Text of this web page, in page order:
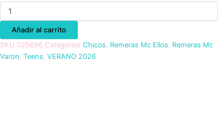
Añadir al carrito
SKU 025696 Categorías Chicos, Remeras Mc Ellos, Remeras Mc
Varon, Teens, VERANO 2026